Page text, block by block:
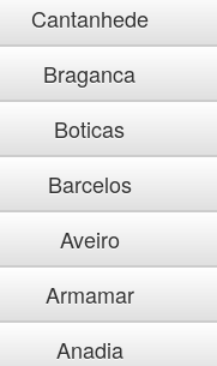
Cantanhede
Braganca
Boticas
Barcelos
Aveiro
Armamar
Anadia